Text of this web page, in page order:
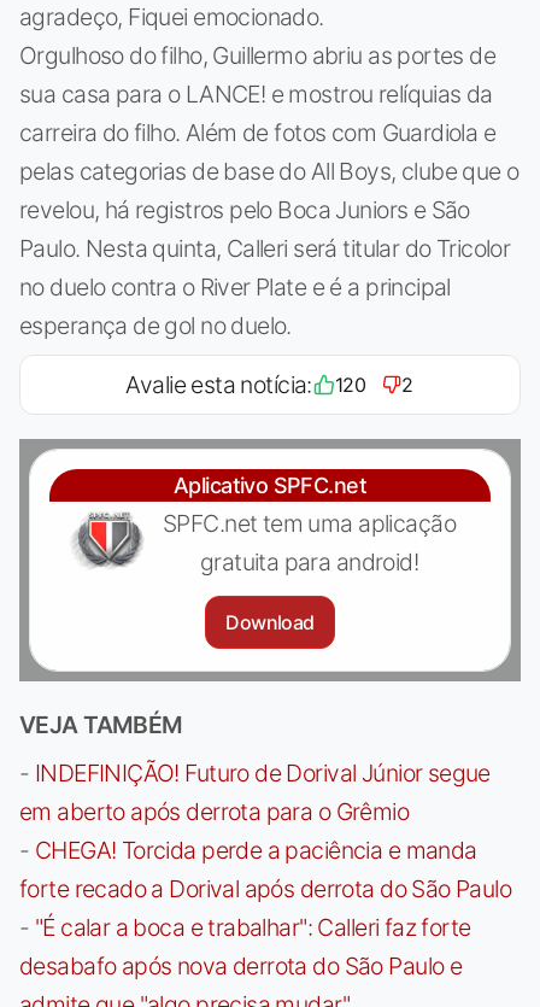
agradeço, Fiquei emocionado.
Orgulhoso do filho, Guillermo abriu as portes de
sua casa para o LANCE! e mostrou relíquias da
carreira do filho. Além de fotos com Guardiola e
pelas categorias de base do All Boys, clube que o
revelou, há registros pelo Boca Juniors e São
Paulo. Nesta quinta, Calleri será titular do Tricolor
no duelo contra o River Plate e é a principal
esperança de gol no duelo.
Avalie esta notícia: 120 2
Aplicativo SPFC.net
SPFC.net tem uma aplicação
gratuita para android!
Download
VEJA TAMBÉM
- INDEFINIÇÃO! Futuro de Dorival Júnior segue
em aberto após derrota para o Grêmio
- CHEGA! Torcida perde a paciência e manda
forte recado a Dorival após derrota do São Paulo
- "É calar a boca e trabalhar": Calleri faz forte
desabafo após nova derrota do São Paulo e